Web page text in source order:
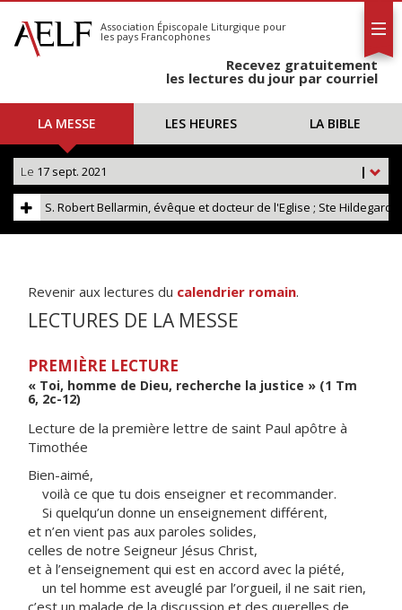
S'abonner
Calendrier
Association Épiscopale Liturgique pour
les pays Francophones
Recevez gratuitement
les lectures du jour par courriel
LA MESSE LES HEURES LA BIBLE
|
Le 17 sept. 2021
S. Robert Bellarmin, évêque et docteur de l'Eglise ; Ste
Revenir aux lectures du calendrier romain.
LECTURES DE LA MESSE
PREMIÈRE LECTURE
« Toi, homme de Dieu, recherche la justice » (1 Tm
6, 2c-12)
Lecture de la première lettre de saint Paul apôtre à
Timothée
Bien-aimé,
voilà ce que tu dois enseigner et recommander.
Si quelqu’un donne un enseignement différent,
et n’en vient pas aux paroles solides,
celles de notre Seigneur Jésus Christ,
et à l’enseignement qui est en accord avec la piété,
un tel homme est aveuglé par l’orgueil, il ne sait rien,
c’est un malade de la discussion et des querelles de